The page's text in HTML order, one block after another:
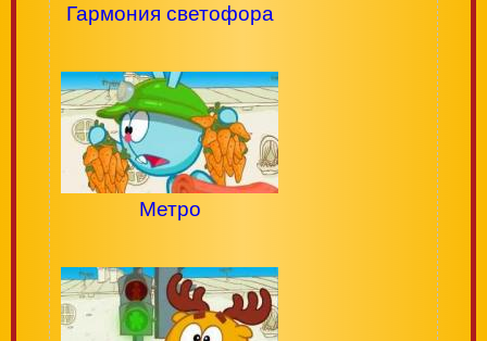
Гармония светофора
Метро